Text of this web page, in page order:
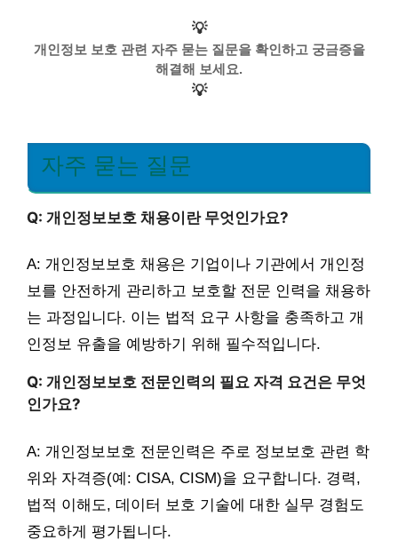
💡
개인정보 보호 관련 자주 묻는 질문을 확인하고 궁금증을
해결해 보세요.
💡
자주 묻는 질문
Q: 개인정보보호 채용이란 무엇인가요?
A: 개인정보보호 채용은 기업이나 기관에서 개인정
보를 안전하게 관리하고 보호할 전문 인력을 채용하
는 과정입니다. 이는 법적 요구 사항을 충족하고 개
인정보 유출을 예방하기 위해 필수적입니다.
Q: 개인정보보호 전문인력의 필요 자격 요건은 무엇
인가요?
A: 개인정보보호 전문인력은 주로 정보보호 관련 학
위와 자격증(예: CISA, CISM)을 요구합니다. 경력,
법적 이해도, 데이터 보호 기술에 대한 실무 경험도
중요하게 평가됩니다.